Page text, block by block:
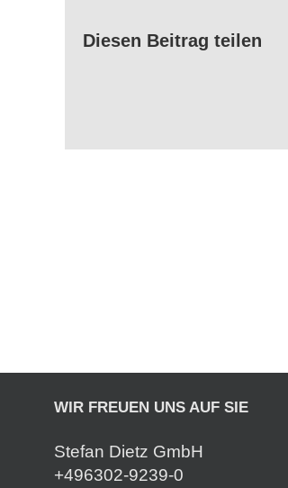
Diesen Beitrag teilen
WIR FREUEN UNS AUF SIE
Stefan Dietz GmbH
+496302-9239-0